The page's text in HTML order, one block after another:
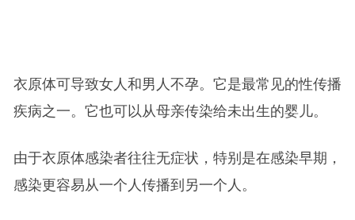
衣原体可导致女人和男人不孕。它是最常见的性传播
疾病之一。它也可以从母亲传染给未出生的婴儿。
由于衣原体感染者往往无症状，特别是在感染早期，
感染更容易从一个人传播到另一个人。